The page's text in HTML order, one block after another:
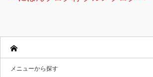
メニューから探す